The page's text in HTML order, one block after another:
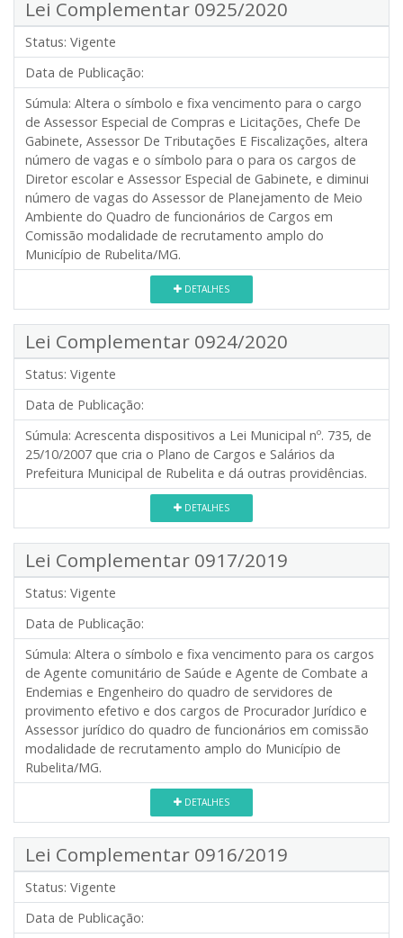
Lei Complementar 0925/2020
Status: Vigente
Data de Publicação:
Súmula: Altera o símbolo e fixa vencimento para o cargo
de Assessor Especial de Compras e Licitações, Chefe De
Gabinete, Assessor De Tributações E Fiscalizações, altera
número de vagas e o símbolo para o para os cargos de
Diretor escolar e Assessor Especial de Gabinete, e diminui
número de vagas do Assessor de Planejamento de Meio
Ambiente do Quadro de funcionários de Cargos em
Comissão modalidade de recrutamento amplo do
Município de Rubelita/MG.
DETALHES
Lei Complementar 0924/2020
Status: Vigente
Data de Publicação:
Súmula: Acrescenta dispositivos a Lei Municipal nº. 735, de
25/10/2007 que cria o Plano de Cargos e Salários da
Prefeitura Municipal de Rubelita e dá outras providências.
DETALHES
Lei Complementar 0917/2019
Status: Vigente
Data de Publicação:
Súmula: Altera o símbolo e fixa vencimento para os cargos
de Agente comunitário de Saúde e Agente de Combate a
Endemias e Engenheiro do quadro de servidores de
provimento efetivo e dos cargos de Procurador Jurídico e
Assessor jurídico do quadro de funcionários em comissão
modalidade de recrutamento amplo do Município de
Rubelita/MG.
DETALHES
Lei Complementar 0916/2019
Status: Vigente
Data de Publicação: